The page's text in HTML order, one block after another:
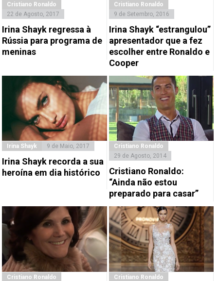
Cristiano Ronaldo
22 de Agosto, 2017
Irina Shayk regressa à
Rússia para programa de
meninas
Cristiano Ronaldo
9 de Setembro, 2016
Irina Shayk “estrangulou”
apresentador que a fez
escolher entre Ronaldo e
Cooper
Irina Shayk 9 de Maio, 2017
Irina Shayk recorda a sua
heroína em dia histórico
Cristiano Ronaldo
29 de Agosto, 2014
Cristiano Ronaldo:
“Ainda não estou
preparado para casar”
Cristiano Ronaldo
Cristiano Ronaldo